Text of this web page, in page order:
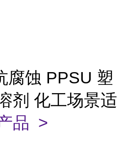
腐蚀 PPSU 塑
剂 化工场景适
品 >